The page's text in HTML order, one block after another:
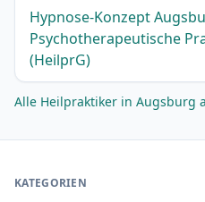
Hypnose-Konzept
Psychotherapeutische
(HeilprG)
Alle Heilpraktiker in Augsburg
KATEGORIEN